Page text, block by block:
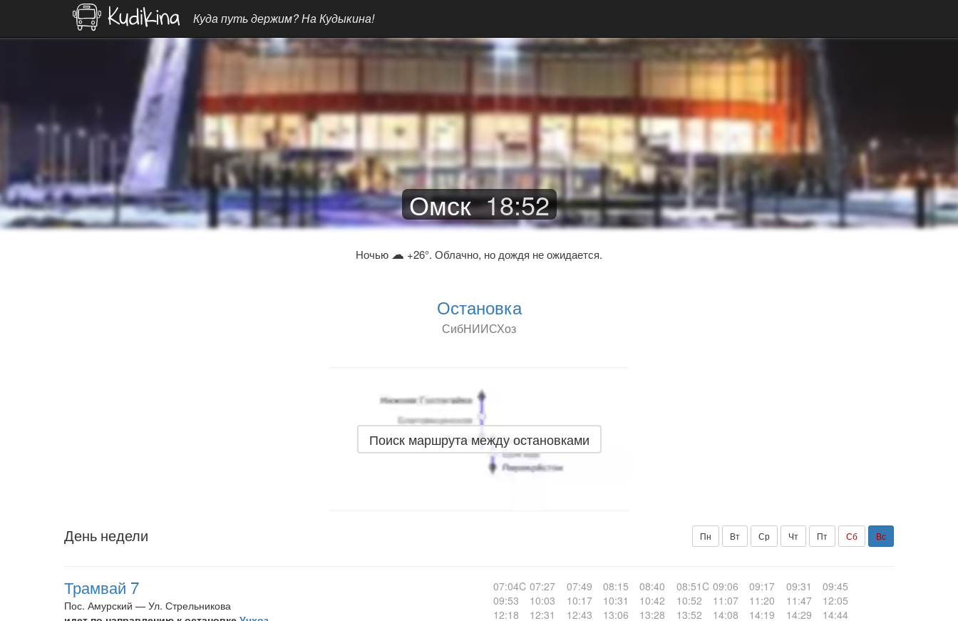
Куда путь держим? На Кудыкина!
Омск 18:52
Ночью ☁ +26°. Облачно, но дождя не ожидается.
Остановка
СибНИИСХоз
Поиск маршрута между остановками
День недели Пн Вт Ср Чт Пт Сб Вс
Трамвай 7
Пос. Амурский — Ул. Стрельникова
07:04C 07:27 07:49 08:15 08:40 08:51C 09:06 09:17 09:31
09:45
09:53
10:03 10:17 10:31 10:42 10:52 11:07 11:20 11:47
12:05
12:18
12:31 12:43 13:06 13:28 13:52 14:08 14:19 14:29
14:44